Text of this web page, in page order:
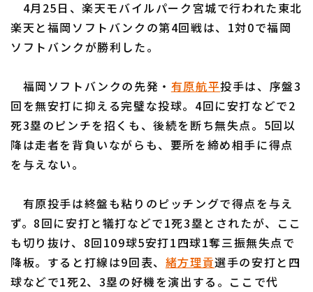
ファーム西地区
交流戦
北海道日本ハムファイターズ
東北楽天ゴールデンイーグルス
千葉ロッテマリーンズ
オリックス・バファローズ
福岡ソフトバンクホークス
設定
4月25日、楽天モバイルパーク宮城で行われた東北
楽天と福岡ソフトバンクの第4回戦は、1対0で福岡
ソフトバンクが勝利した。
福岡ソフトバンクの先発・ 有原航平投手は、序盤3
回を無安打に抑える完璧な投球。4回に安打などで2
死3塁のピンチを招くも、後続を断ち無失点。5回以
降は走者を背負いながらも、要所を締め相手に得点
を与えない。
有原投手は終盤も粘りのピッチングで得点を与え
ず。8回に安打と犠打などで1死3塁とされたが、ここ
も切り抜け、8回109球5安打1四球1奪三振無失点で
降板。すると打線は9回表、 緒方理貢選手の安打と四
球などで1死2、3塁の好機を演出する。ここで代